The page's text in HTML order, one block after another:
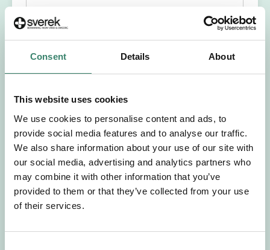
Consent Details About
This website uses cookies
We use cookies to personalise content and ads, to
provide social media features and to analyse our traffic.
We also share information about your use of our site with
our social media, advertising and analytics partners who
may combine it with other information that you’ve
provided to them or that they’ve collected from your use
of their services.
Förnamn
Efternamn
Välj yrkesroll
Välj önskat arbetsområde
Välj önskad anställningsform
+46